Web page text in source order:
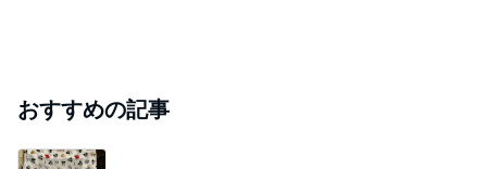
おすすめの記事